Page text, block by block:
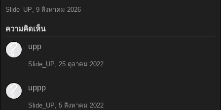
Slide_UP, 9 สิงหาคม 2026
ความคิดเห็น
upp
Slide_UP, 25 ตุลาคม 2022
uppp
Slide_UP, 5 สิงหาคม 2022